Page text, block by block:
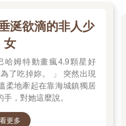
涎欲滴的非人少
女
哈姆特動畫瘋4.9顆星好
了吃掉妳。 」 突然出現
柔地牽起在靠海城鎮獨居
，對她這麼說。
看更多